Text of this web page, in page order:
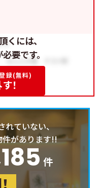
くには、
要です。
録(無料)
！
れていない、
件があります!!
件